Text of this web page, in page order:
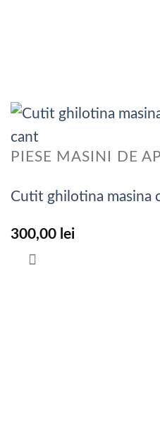
PIESE MASINI DE
Cutit ghilotina masina
300,00 lei